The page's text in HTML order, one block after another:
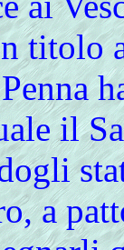
titolo
il
a